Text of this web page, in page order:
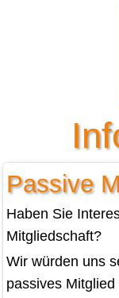
Passive
Haben Sie
Mitgliedschaft?
Wir würden uns
passives